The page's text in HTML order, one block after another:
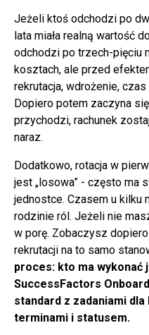
Jeżeli ktoś odchodzi po
lata miała realną wartość
odchodzi po trzech-pięciu
kosztach, ale przed
rekrutacja, wdrożenie,
Dopiero potem zaczyna
przychodzi, rachunek
naraz.
Dodatkowo, rotacja w
jest „losowa” - często ma
jednostce. Czasem u kilku
rodzinie ról. Jeżeli nie
w porę. Zobaczysz
rekrutacji na to samo
proces: kto ma wykonać
SuccessFactors
standard z zadaniami dla
terminami i statusem.